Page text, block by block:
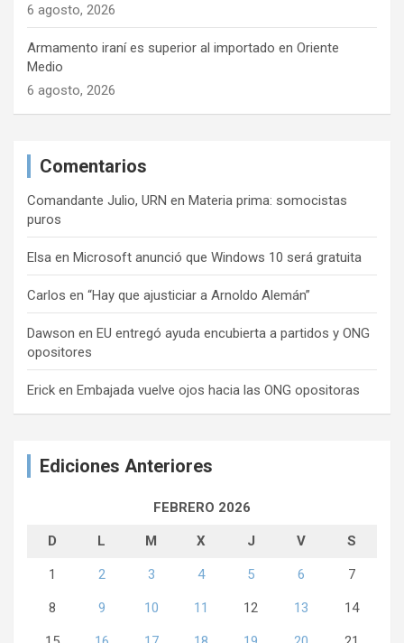
6 agosto, 2026
Armamento iraní es superior al importado en Oriente
Medio
6 agosto, 2026
Comentarios
Comandante Julio, URN en Materia prima: somocistas
puros
Elsa en Microsoft anunció que Windows 10 será gratuita
Carlos en “Hay que ajusticiar a Arnoldo Alemán”
Dawson en EU entregó ayuda encubierta a partidos y ONG
opositores
Erick en Embajada vuelve ojos hacia las ONG opositoras
Ediciones Anteriores
FEBRERO 2026
D L M X J V S
1 2 3 4 5 6 7
8 9 10 11 12 13 14